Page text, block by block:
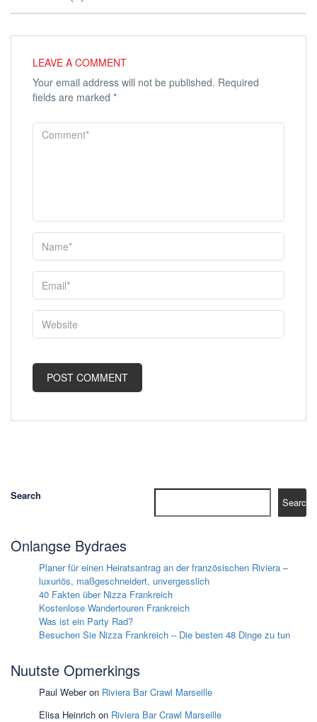
LEAVE A COMMENT
Your email address will not be published. Required
fields are marked *
Search
Search
Onlangse Bydraes
Planer für einen Heiratsantrag an der französischen Riviera –
luxuriös, maßgeschneidert, unvergesslich
40 Fakten über Nizza Frankreich
Kostenlose Wandertouren Frankreich
Was ist ein Party Rad?
Besuchen Sie Nizza Frankreich – Die besten 48 Dinge zu tun
Nuutste Opmerkings
Paul Weberon Riviera Bar Crawl Marseille
Elisa Heinrich on Riviera Bar Crawl Marseille